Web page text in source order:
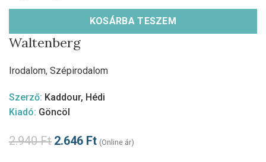
KOSÁRBA TESZEM
Waltenberg
Irodalom, Szépirodalom
Szerző: Kaddour, Hédi
Kiadó: Göncöl
2.940Ft 2.646 Ft (Online ár)